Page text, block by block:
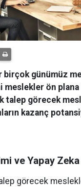
birçok günümüz
meslekler ön
talep görecek
kazanç
ve Yapay Zeka
görecek